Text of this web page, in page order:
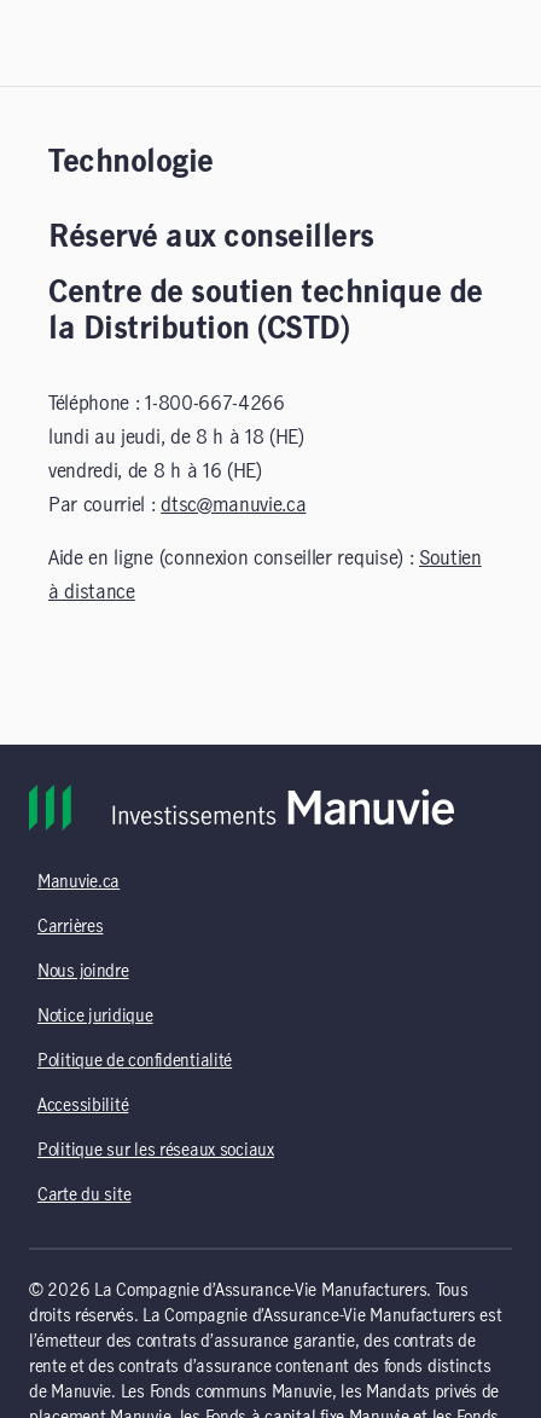
Technologie
Réservé aux conseillers
Centre de soutien technique de
la Distribution (CSTD)
Téléphone : 1-800-667-4266
lundi au jeudi, de 8 h à 18 (HE)
vendredi, de 8 h à 16 (HE)
Par courriel :dtsc@manuvie.ca
Aide en ligne (connexion conseiller requise) : Soutien
à distance
Manuvie.ca
Carrières
Nous joindre
Notice juridique
Politique de confidentialité
Accessibilité
Politique sur les réseaux sociaux
Carte du site
© 2026 La Compagnie d’Assurance-Vie Manufacturers. Tous
droits réservés. La Compagnie d’Assurance-Vie Manufacturers est
l’émetteur des contrats d’assurance garantie, des contrats de
rente et des contrats d’assurance contenant des fonds distincts
de Manuvie. Les Fonds communs Manuvie, les Mandats privés de